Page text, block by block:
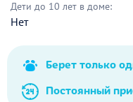
Дети до 10 лет в доме:
Нет
Берет только
Постоянный